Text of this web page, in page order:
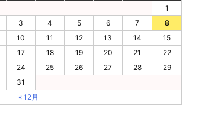
1
3 4 5 6 7
8
10 11 12 13 14
15
17 18 19 20 21
22
24 25 26 27 28
29
31
« 12月